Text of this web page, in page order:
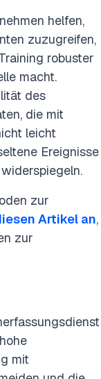
helfen,
zuzugreifen,
robuster
macht.
des
die mit
leicht
Ereignisse
zur
Artikel an,
zur
mit